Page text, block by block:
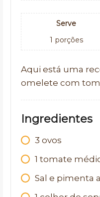
Serve
1 porções
Aqui está uma
omelete com
Ingredientes
3 ovos
1 tomate
Sal e pimenta